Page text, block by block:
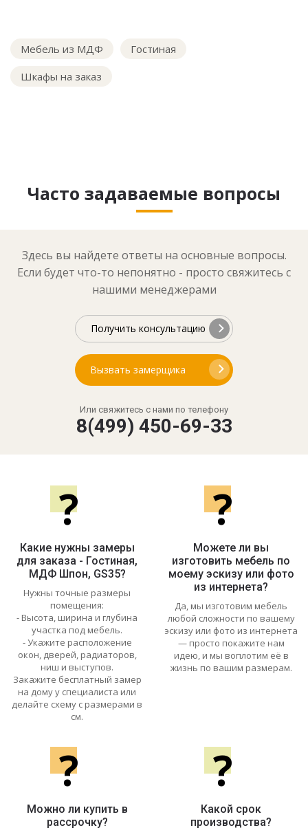
Мебель из МДФ
Гостиная
Шкафы на заказ
Часто задаваемые вопросы
Здесь вы найдете ответы на основные вопросы.
Если будет что-то непонятно - просто свяжитесь с
нашими менеджерами
Получить консультацию
Вызвать замерщика
Или свяжитесь с нами по телефону
8(499) 450-69-33
?
Какие нужны замеры
для заказа - Гостиная,
МДФ Шпон, GS35?
Нужны точные размеры
помещения:
- Высота, ширина и глубина
участка под мебель.
- Укажите расположение
окон, дверей, радиаторов,
ниш и выступов.
Закажите бесплатный замер
на дому у специалиста или
делайте схему с размерами в
см.
?
Можете ли вы
изготовить мебель по
моему эскизу или фото
из интернета?
Да, мы изготовим мебель
любой сложности по вашему
эскизу или фото из интернета
— просто покажите нам
идею, и мы воплотим её в
жизнь по вашим размерам.
?
Можно ли купить в
рассрочку?
?
Какой срок
производства?